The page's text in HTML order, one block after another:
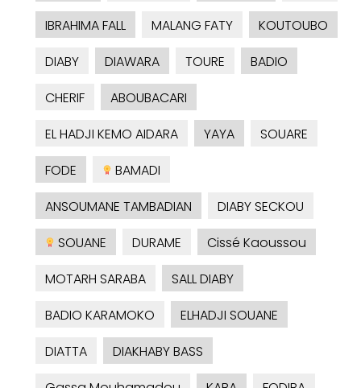
IBRAHIMA FALL
MALANG FATY
KOUTOUBO
DIABY
DIAWARA TOURE
BADIO
CHERIF
ABOUBACARI
EL HADJI KEMO AIDARA
YAYA
SOUARE
FODE
BAMADI
ANSOUMANE TAMBADIAN
DIABY SECKOU
SOUANE
DURAME
Cissé Kaoussou
MOTARH SARABA
SALL DIABY
BADIO KARAMOKO
ELHADJI SOUANE
DIATTA
DIAKHABY BASS